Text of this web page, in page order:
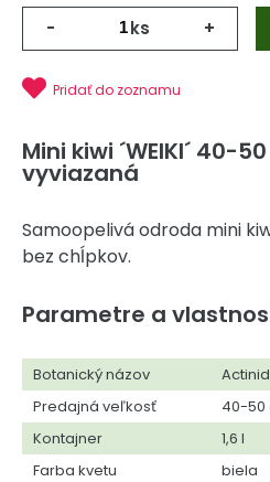
- ks +
Pridať do zoznamu
Mini kiwi ´WEIKI´ 40-
vyviazaná
Samoopelivá odroda mini
bez chĺpkov.
Parametre a
Botanický názov
Predajná veľkosť
40-50
Kontajner
1,6 l
Farba kvetu
biela